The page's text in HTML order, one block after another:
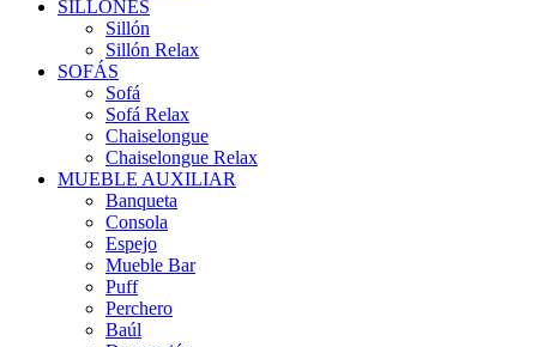
SILLONES
Sillón
Sillón Relax
SOFÁS
Sofá
Sofá Relax
Chaiselongue
Chaiselongue Relax
MUEBLE AUXILIAR
Banqueta
Consola
Espejo
Mueble Bar
Puff
Perchero
Baúl